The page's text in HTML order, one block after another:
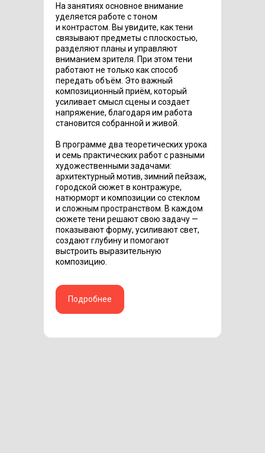
На занятиях основное внимание
уделяется работе с тоном
и контрастом. Вы увидите, как тени
связывают предметы с плоскостью,
разделяют планы и управляют
вниманием зрителя. При этом тени
работают не только как способ
передать объём. Это важный
композиционный приём, который
усиливает смысл сцены и создает
напряжение, благодаря им работа
становится собранной и живой.
В программе два теоретических урока
и семь практических работ с разными
художественными задачами:
архитектурный мотив, зимний пейзаж,
городской сюжет в контражуре,
натюрморт и композиции со стеклом
и сложным пространством. В каждом
сюжете тени решают свою задачу —
показывают форму, усиливают свет,
создают глубину и помогают
выстроить выразительную
композицию.
Подробнее